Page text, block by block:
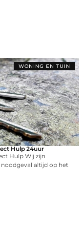
WONING EN TUIN
Hulp 24uur
Hulp Wij zijn
altijd op het